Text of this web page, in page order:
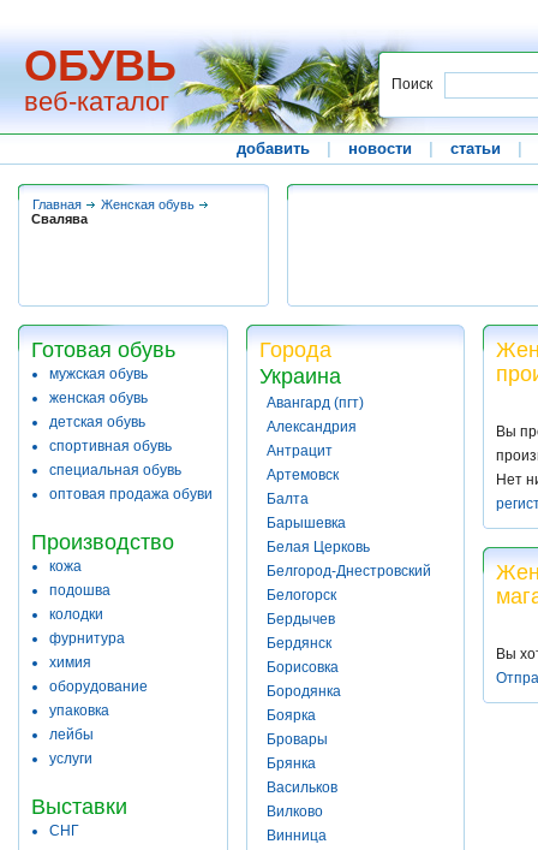
ОБУВЬ
веб-каталог
Поиск
добавить новости статьи
Главная
Женская обувь
Свалява
Готовая обувь
мужская обувь
женская обувь
детская обувь
спортивная обувь
специальная обувь
оптовая продажа обуви
Производство
кожа
подошва
колодки
фурнитура
химия
оборудование
упаковка
лейбы
услуги
Выставки
СНГ
Города
Украина
Авангард (пгт)
Александрия
Антрацит
Артемовск
Балта
Барышевка
Белая Церковь
Белгород-Днестровский
Белогорск
Бердычев
Бердянск
Борисовка
Бородянка
Боярка
Бровары
Брянка
Васильков
Вилково
Винница
Вы
Нет
Вы